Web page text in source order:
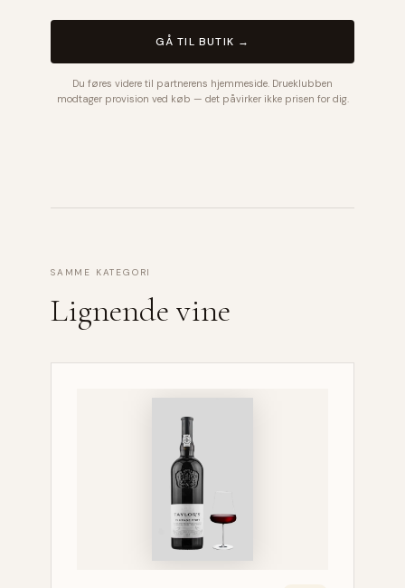
GÅ TIL BUTIK →
Du føres videre til partnerens hjemmeside. Drueklubben
modtager provision ved køb — det påvirker ikke prisen for dig.
SAMME KATEGORI
Lignende vine